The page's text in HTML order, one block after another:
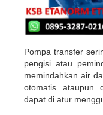
Pompa transfer
pengisi atau
memindahkan air
otomatis ataupun
dapat di atur